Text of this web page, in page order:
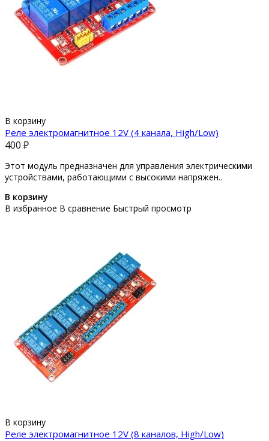
В корзину
Реле электромагнитное 12V (4 канала, High/Low)
400 ₽
Этот модуль предназначен для управления электрическими
устройствами, работающими с высокими напряжен..
В корзину
В избранное В сравнение Быстрый просмотр
В корзину
Реле электромагнитное 12V (8 каналов, High/Low)